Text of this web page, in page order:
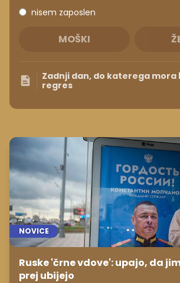
nisem zaposlen
MOŠKI
Zadnji dan, do katerega mora
regres
NOVICE
Ruske 'črne vdove': upajo, da
prej ubijejo